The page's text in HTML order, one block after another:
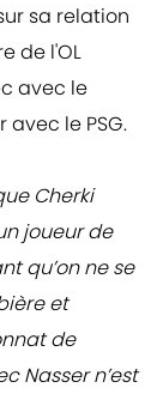
sa relation
de l'OL
avec le
le PSG.
Cherki
joueur de
qu’on ne se
et
de
Nasser n’est